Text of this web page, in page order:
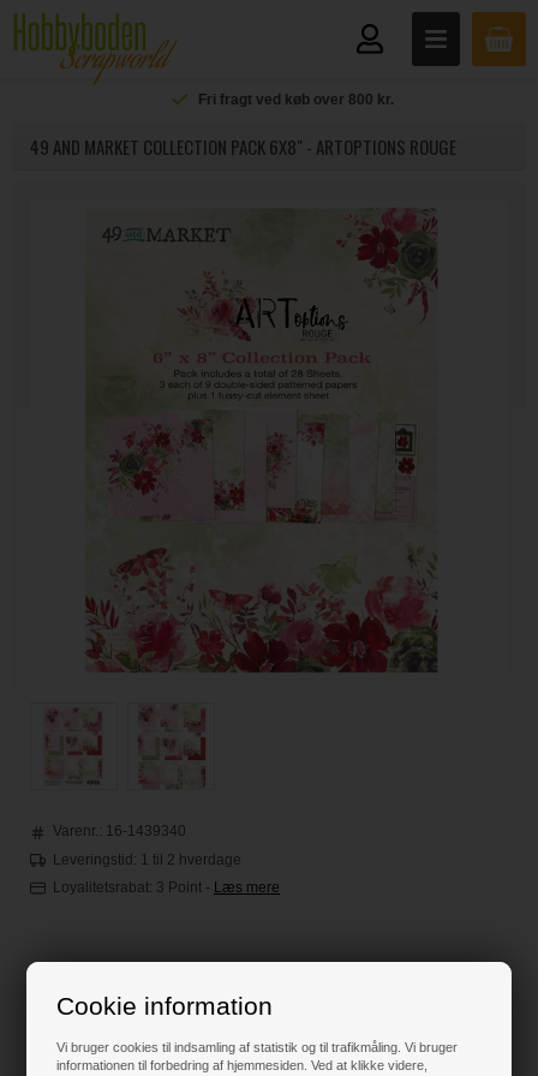
Cookie information
Vi bruger cookies til indsamling af statistik og til trafikmåling. Vi bruger
informationen til forbedring af hjemmesiden. Ved at klikke videre,
Fri fragt ved køb over 800 kr.
49 AND MARKET COLLECTION PACK 6X8" - ARTOPTIONS ROUGE
Varenr.: 16-1439340
Leveringstid: 1 til 2 hverdage
Loyalitetsrabat: 3 Point - Læs mere
110,00DKK
Klik her for pris inkl. fragt